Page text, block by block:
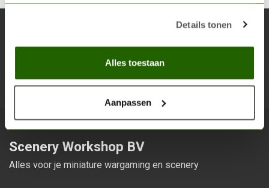
Details tonen
Alles toestaan
Aanpassen
Blijf op de hoogte over onze laatste acties
Scenery Workshop BV
Alles voor je miniature wargaming en scenery